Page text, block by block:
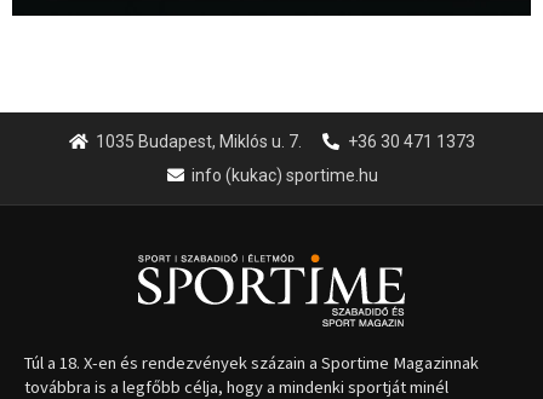
1035 Budapest, Miklós u. 7.
+36 30 471 1373
info (kukac) sportime.hu
Túl a 18. X-en és rendezvények százain a Sportime Magazinnak
továbbra is a legfőbb célja, hogy a mindenki sportját minél